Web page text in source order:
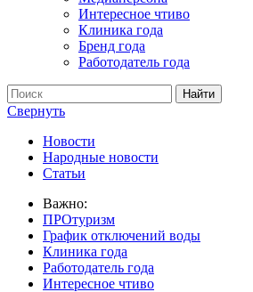
Интересное чтиво
Клиника года
Бренд года
Работодатель года
Свернуть
Новости
Народные новости
Статьи
Важно:
ПРОтуризм
График отключений воды
Клиника года
Работодатель года
Интересное чтиво